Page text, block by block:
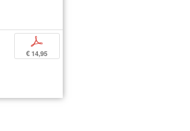
p
€ 14,95